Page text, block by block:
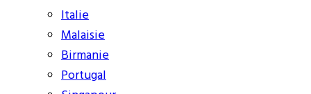
Italie
Malaisie
Birmanie
Portugal